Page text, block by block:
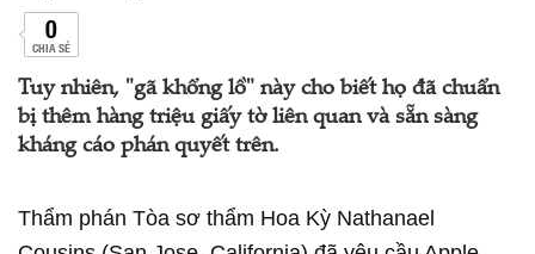
0
CHIA SẺ
Tuy nhiên, "gã khổng lồ" này cho biết họ đã chuẩn
bị thêm hàng triệu giấy tờ liên quan và sẵn sàng
kháng cáo phán quyết trên.
Thẩm phán Tòa sơ thẩm Hoa Kỳ Nathanael